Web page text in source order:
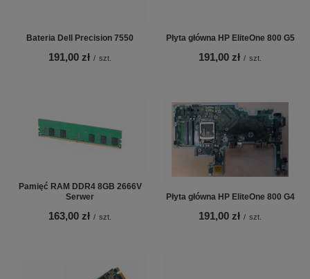
Bateria Dell Precision 7550
191,00 zł / szt.
Płyta główna HP EliteOne 800 G5
191,00 zł / szt.
Pamięć RAM DDR4 8GB 2666V
Serwer
163,00 zł / szt.
Płyta główna HP EliteOne 800 G4
191,00 zł / szt.